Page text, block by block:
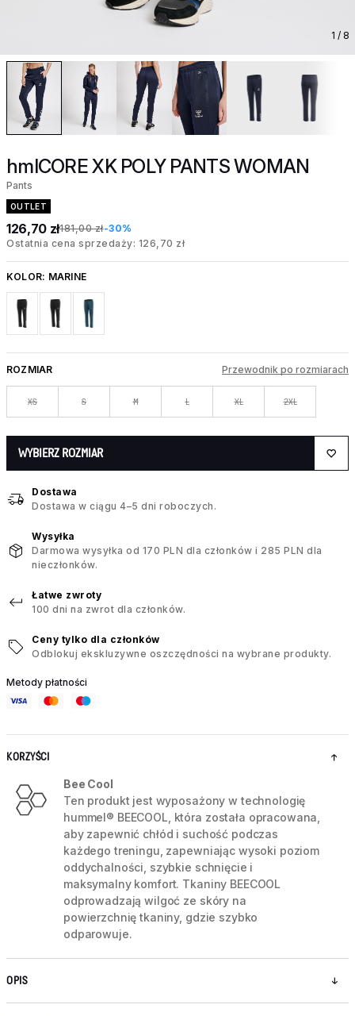
1 / 8
hmlCORE XK POLY PANTS WOMAN
Pants
OUTLET
126,70 zł181,00 zł-30%
Ostatnia cena sprzedaży: 126,70 zł
KOLOR: MARINE
ROZMIAR Przewodnik po rozmiarach
XS S M L XL 2XL
WYBIERZ ROZMIAR
Dostawa
Dostawa w ciągu 4–5 dni roboczych.
Wysyłka
Darmowa wysyłka od 170 PLN dla członków i 285 PLN dla
nieczłonków.
Łatwe zwroty
100 dni na zwrot dla członków.
Ceny tylko dla członków
Odblokuj ekskluzywne oszczędności na wybrane produkty.
Metody płatności
KORZYŚCI
Bee Cool
Ten produkt jest wyposażony w technologię
hummel® BEECOOL, która została opracowana,
aby zapewnić chłód i suchość podczas
każdego treningu, zapewniając wysoki poziom
oddychalności, szybkie schnięcie i
maksymalny komfort. Tkaniny BEECOOL
odprowadzają wilgoć ze skóry na
powierzchnię tkaniny, gdzie szybko
odparowuje.
OPIS